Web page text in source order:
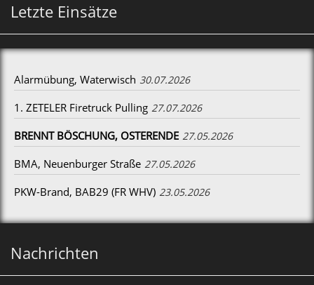
Letzte Einsätze
Alarmübung, Waterwisch 30.07.2026
1. ZETELER Firetruck Pulling 27.07.2026
BRENNT BÖSCHUNG, OSTERENDE 27.05.2026
BMA, Neuenburger Straße 27.05.2026
PKW-Brand, BAB29 (FR WHV) 23.05.2026
Nachrichten